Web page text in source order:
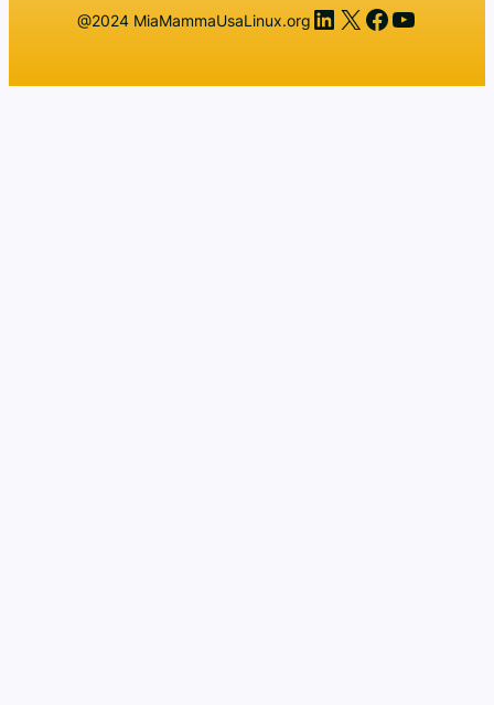
@2024 MiaMammaUsaLinux.org LinkedIn
X Facebook